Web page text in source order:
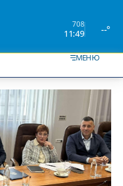
708
11:49 --°
МЕНЮ